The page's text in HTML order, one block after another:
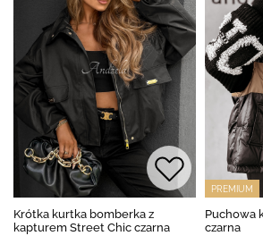
Krótka kurtka bomberka z
kapturem Street Chic czarna
PREMIUM
Puchowa
czarna